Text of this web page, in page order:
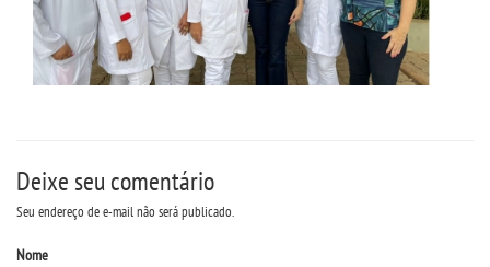
UNIESP NEWS
REPOSITÓRIO
REGULAMENTOS
Deixe seu comentário
Seu endereço de e-mail não será publicado.
Nome